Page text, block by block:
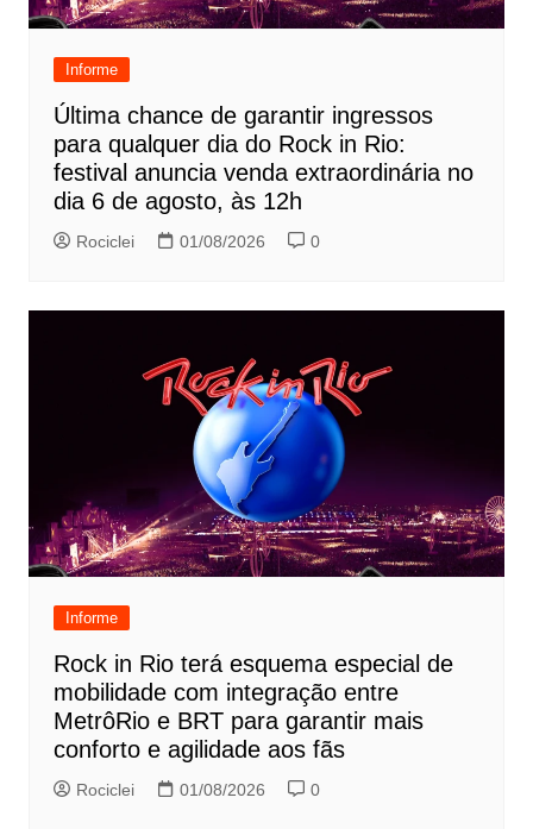
Informe
Última chance de garantir ingressos
para qualquer dia do Rock in Rio:
festival anuncia venda extraordinária no
dia 6 de agosto, às 12h
Rociclei 01/08/2026 0
Informe
Rock in Rio terá esquema especial de
mobilidade com integração entre
MetrôRio e BRT para garantir mais
conforto e agilidade aos fãs
Rociclei 01/08/2026 0